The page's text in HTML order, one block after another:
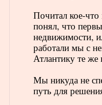
Почитал кое-
понял, что
недвижимости,
работали мы с
Атлантику те
Мы никуда не
путь для